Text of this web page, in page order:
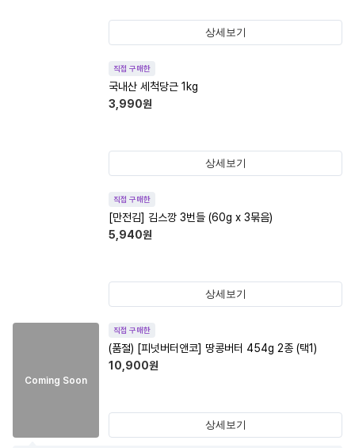
상세보기
직접 구매한
국내산 세척당근 1kg
3,990원
상세보기
직접 구매한
[만전김] 김스깡 3번들 (60g x 3묶음)
5,940원
상세보기
Coming Soon
직접 구매한
(품절) [피넛버터앤코] 땅콩버터 454g 2종 (택1)
10,900원
상세보기